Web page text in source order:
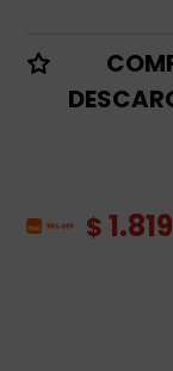
$ 1.819